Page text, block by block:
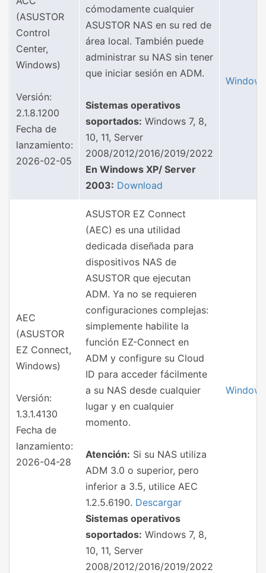
(ASUSTOR
Control
Center,
Windows)
Versión:
2.1.8.1200
Fecha de
lanzamiento:
2026-02-05
cómodamente cualquier
ASUSTOR NAS en su red de
área local. También puede
administrar su NAS sin tener
que iniciar sesión en ADM.
Sistemas operativos
soportados: Windows 7, 8,
10, 11, Server
2008/2012/2016/2019/2022
En Windows XP/ Server
2003: Download
Windows
AEC
(ASUSTOR
EZ Connect,
Windows)
Versión:
1.3.1.4130
Fecha de
lanzamiento:
2026-04-28
ASUSTOR EZ Connect
(AEC) es una utilidad
dedicada diseñada para
dispositivos NAS de
ASUSTOR que ejecutan
ADM. Ya no se requieren
configuraciones complejas:
simplemente habilite la
función EZ-Connect en
ADM y configure su Cloud
ID para acceder fácilmente
a su NAS desde cualquier
lugar y en cualquier
momento.
Atención: Si su NAS utiliza
ADM 3.0 o superior, pero
inferior a 3.5, utilice AEC
1.2.5.6190. Descargar
Sistemas operativos
soportados: Windows 7, 8,
10, 11, Server
2008/2012/2016/2019/2022
Windows